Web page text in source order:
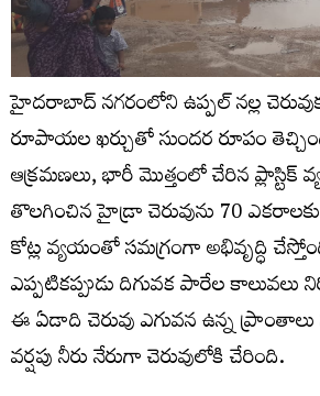
హైదరాబాద్ నగరంలోని ఉప్పల్ నల్ల
రూపాయల ఖర్చుతో సుందర రూపం
ఆక్రమణలు, భారీ మొత్తంలో చేరిన ప్లాస్టిక్‌
తొలగించిన హైడ్రా చెరువును 70
కోట్ల వ్యయంతో సమగ్రంగా అభివృద్ధి
ఎప్పటికప్పుడు దిగువక పారేల కాలువలు
ఈ ఏడాది చెరువు ఎగువన ఉన్న
వర్షపు నీరు నేరుగా చెరువులోకి చేరింది.